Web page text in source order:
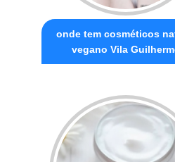
onde tem cosméticos
vegano Vila